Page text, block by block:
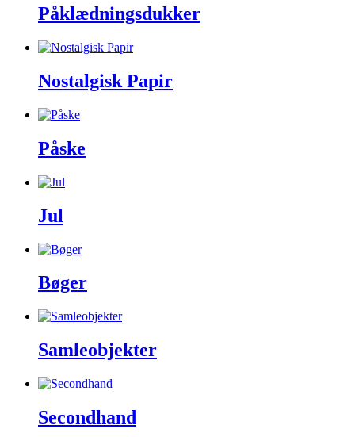
Påklædningsdukker
Nostalgisk Papir
Påske
Jul
Bøger
Samleobjekter
Secondhand